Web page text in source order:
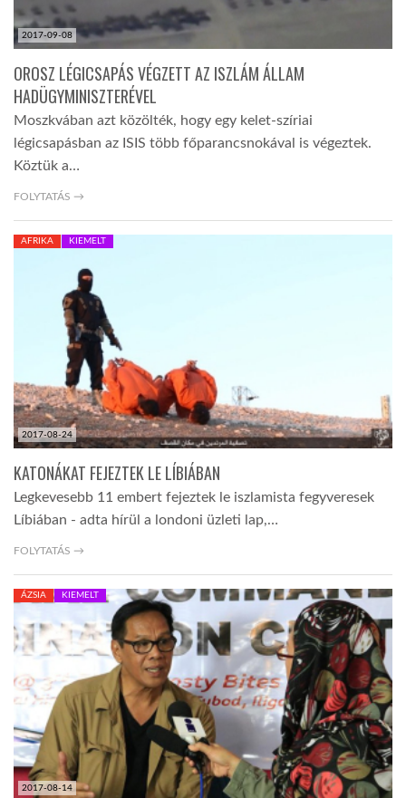
2017-09-08
OROSZ LÉGICSAPÁS VÉGZETT AZ ISZLÁM ÁLLAM
HADÜGYMINISZTERÉVEL
Moszkvában azt közölték, hogy egy kelet-szíriai
légicsapásban az ISIS több főparancsnokával is végeztek.
Köztük a…
FOLYTATÁS →
2017-08-24
AFRIKA KIEMELT
KATONÁKAT FEJEZTEK LE LÍBIÁBAN
Legkevesebb 11 embert fejeztek le iszlamista fegyveresek
Líbiában - adta hírül a londoni üzleti lap,…
FOLYTATÁS →
2017-08-14
ÁZSIA KIEMELT